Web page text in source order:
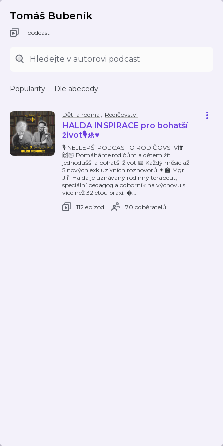
Tomáš Bubeník
1 podcast
Popularity Dle abecedy
Děti a rodina , Rodičovství
HALDA INSPIRACE pro bohatší
život🎙️🚸♥️
🎙 NEJLEPŠÍ PODCAST O RODIČOVSTVÍ❣️
🙌🏻 Pomáháme rodičům a dětem žít
jednodušší a bohatší život 📅 Každý měsíc až
5 nových exkluzivních rozhovorů 👨‍🏫 Mgr.
Jiří Halda je uznávaný rodinný terapeut,
speciální pedagog a odborník na výchovu s
více než 32letou praxí. �…
112 epizod
70 odběratelů